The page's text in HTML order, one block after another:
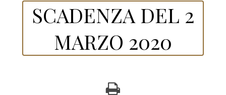
SCADENZA DEL 2
MARZO 2020